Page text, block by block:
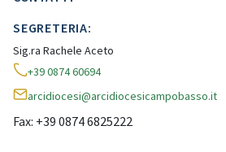
SEGRETERIA:
Sig.ra Rachele Aceto
+39 0874 60694
arcidiocesi@arcidiocesicampobasso.it
Fax: +39 0874 6825222